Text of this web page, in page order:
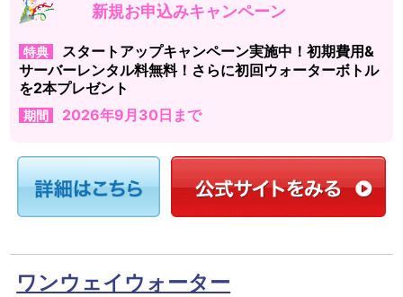
新規お申込みキャンペーン
特典
スタートアップキャンペーン実施中！初期費用&
サーバーレンタル料無料！さらに初回ウォーターボトル
を2本プレゼント
期間 2026年9月30日まで
ワンウェイウォーター